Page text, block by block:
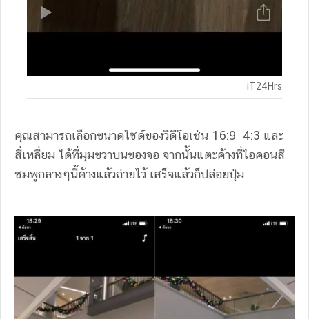
iT24Hrs
คุณสามารถเลือกขนาดไซด์ของวีดีโอเช่น 16:9 4:3 และ
สี่เหลี่ยม ได้ที่มุมขวาบนของจอ จากนั้นแตะค้างที่ไอคอนสี
ชมพูกลางๆนี้ค้างแล้วถ่ายไว้ เสร็จแล้วก็ปล่อยปุ่ม